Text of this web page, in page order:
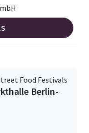
Food Festivals
Berlin-